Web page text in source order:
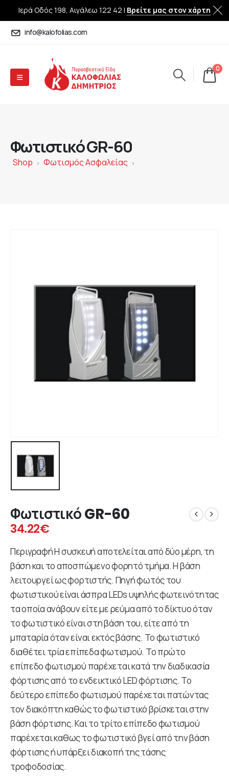
Ιερά Οδός 198, Αιγάλεω 122 42 | Βρείτε μας στον χάρτη
info@kalofolias.com
0
Φωτιστικό GR-60
Shop > Φωτισμός Ασφαλείας >
Φωτιστικό GR-60
34.22€
Περιγραφή Η συσκευή αποτελείται από δύο μέρη, τη
βάση και το αποσπώμενο φορητό τμήμα. Η βάση
λειτουργεί ως φορτιστής. Πηγή φωτός του
φωτιστικού είναι άσπρα LEDs υψηλής φωτεινότητας
τα οποία ανάβουν είτε με ρεύμα από το δίκτυο όταν
το φωτιστικό είναι στη βάση του, είτε από τη
μπαταρία όταν είναι εκτός βάσης. Το φωτιστικό
διαθέτει τρία επίπεδα φωτισμού. Το πρώτο
επίπεδο φωτισμού παρέχεται κατά την διαδικασία
φόρτισης από το ενδεικτικό LED φόρτισης. Το
δεύτερο επίπεδο φωτισμού παρέχεται πατώντας
τον διακόπτη καθώς το φωτιστικό βρίσκεται στην
βάση φόρτισης. Και το τρίτο επίπεδο φωτισμού
παρέχεται καθως το φωτιστικό βγεί από την βάση
φόρτισης ή υπάρξει διακοπή της τάσης
τροφοδοσίας.